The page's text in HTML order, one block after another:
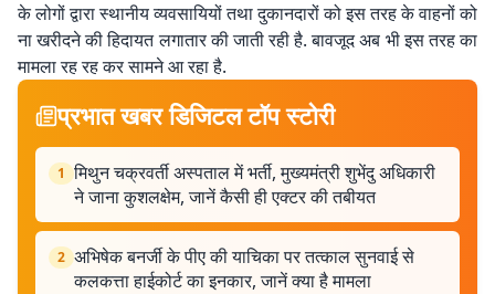
के लोगों द्वारा स्थानीय व्यवसायियों तथा दुकानदारों को इस तरह के वाहनों को
ना खरीदने की हिदायत लगातार की जाती रही है. बावजूद अब भी इस तरह का
मामला रह रह कर सामने आ रहा है.
प्रभात खबर डिजिटल टॉप स्टोरी
1 मिथुन चक्रवर्ती अस्पताल में भर्ती, मुख्यमंत्री शुभेंदु अधिकारी
ने जाना कुशलक्षेम, जानें कैसी ही एक्टर की तबीयत
2 अभिषेक बनर्जी के पीए की याचिका पर तत्काल सुनवाई से
कलकत्ता हाईकोर्ट का इनकार, जानें क्या है मामला